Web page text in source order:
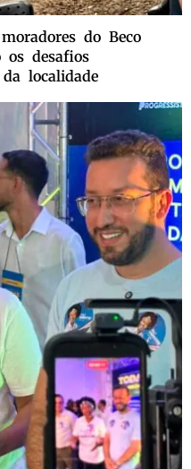
do Beco
os desafios
localidade